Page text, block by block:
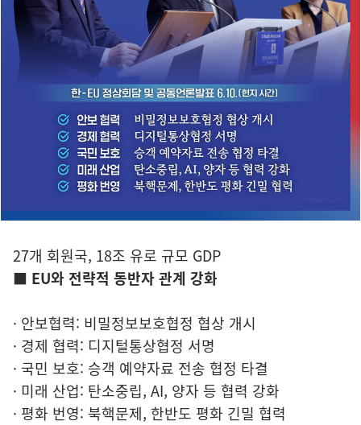
27개 회원국, 18조 유로 규모 GDP
■ EU와 전략적 동반자 관계 강화
· 안보협력: 비밀정보보호협정 협상 개시
· 경제 협력: 디지털통상협정 서명
· 국민 보호: 승객 예약자료 전송 협정 타결
· 미래 산업: 탄소중립, AI, 양자 등 협력 강화
· 평화 번영: 북핵문제, 한반도 평화 긴밀 협력